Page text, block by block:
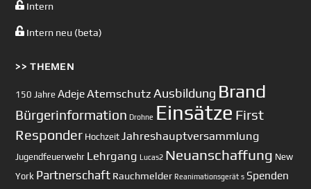
Intern
Intern neu (beta)
>> THEMEN
150 Jahre AdejeAtemschutz Ausbildung Brand
Bürgerinformation Drohne Einsätze First
Responder Hochzeit Jahreshauptversammlung
Jugendfeuerwehr Lehrgang Lucas2 Neuanschaffung New
York Partnerschaft Rauchmelder Reanimationsgerät s Spenden